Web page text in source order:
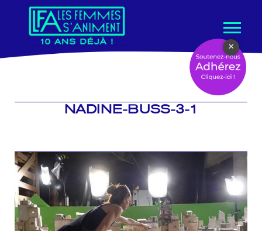
contenu
NADINE-BUSS-3-1
×